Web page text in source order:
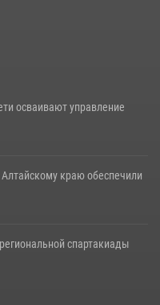
осваивают управление
краю обеспечили
спартакиады